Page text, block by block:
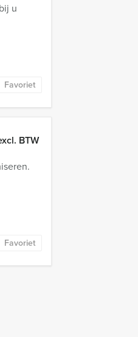
u
Favoriet
BTW
Favoriet